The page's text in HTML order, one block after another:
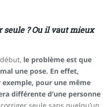
seule ? Ou il vaut mieux
le problème est que
une pose. En effet,
exemple, pour une même
différente d’une personne